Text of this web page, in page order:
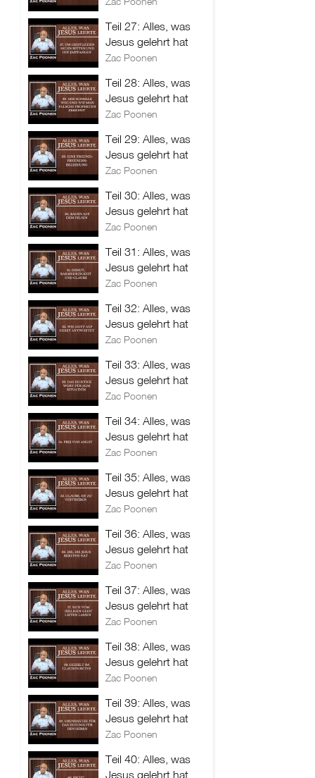
Teil 27: Alles, was
Jesus gelehrt hat
Zac Poonen
Teil 28: Alles, was
Jesus gelehrt hat
Zac Poonen
Teil 29: Alles, was
Jesus gelehrt hat
Zac Poonen
Teil 30: Alles, was
Jesus gelehrt hat
Zac Poonen
Teil 31: Alles, was
Jesus gelehrt hat
Zac Poonen
Teil 32: Alles, was
Jesus gelehrt hat
Zac Poonen
Teil 33: Alles, was
Jesus gelehrt hat
Zac Poonen
Teil 34: Alles, was
Jesus gelehrt hat
Zac Poonen
Teil 35: Alles, was
Jesus gelehrt hat
Zac Poonen
Teil 36: Alles, was
Jesus gelehrt hat
Zac Poonen
Teil 37: Alles, was
Jesus gelehrt hat
Zac Poonen
Teil 38: Alles, was
Jesus gelehrt hat
Zac Poonen
Teil 39: Alles, was
Jesus gelehrt hat
Zac Poonen
Teil 40: Alles, was
Jesus gelehrt hat